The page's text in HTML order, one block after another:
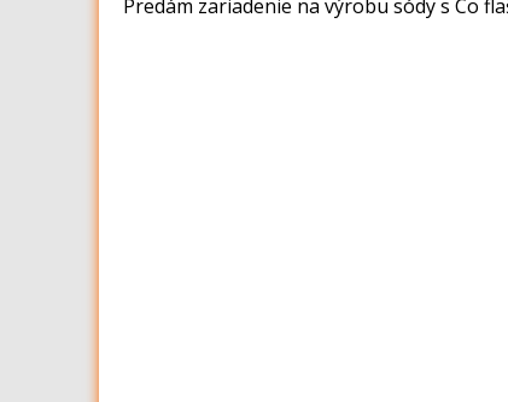
Predám zariadenie na výrobu sódy s Co